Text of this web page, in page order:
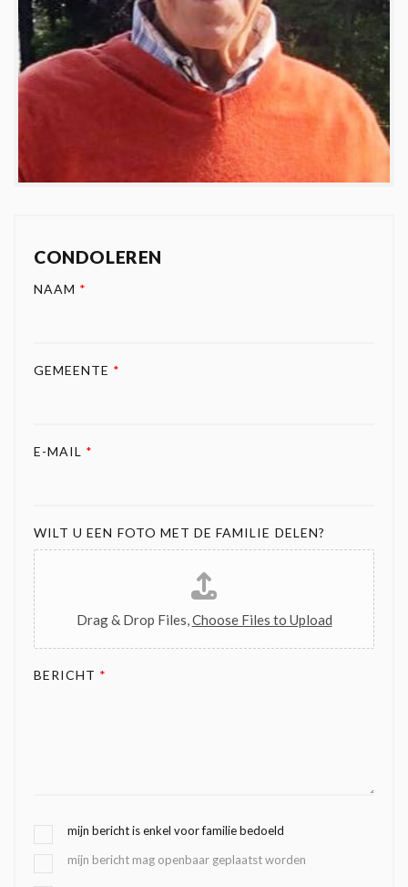
CONDOLEREN
NAAM *
GEMEENTE *
E-MAIL *
WILT U EEN FOTO MET DE FAMILIE DELEN?
Drag & Drop Files,Choose Files to Upload
BERICHT *
G
K
mijn bericht is enkel voor familie bedoeld
mijn bericht mag openbaar geplaatst worden